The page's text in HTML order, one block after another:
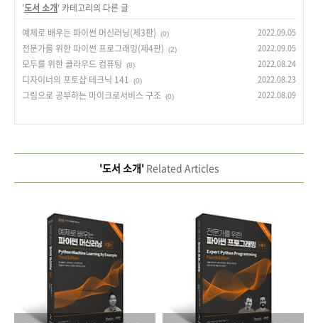
'도서 소개' 카테고리의 다른 글
예제로 배우는 파이썬 머신러닝(제3판)
(0) 2022.09.05
전문가를 위한 파이썬 프로그래밍(제4판) (2) 2022.09.05
모두를 위한 클라우드 컴퓨팅 (8) 2022.08.24
디자이너의 포토샵 테크닉 141 (0) 2022.08.23
그림으로 공부하는 마이크로서비스 구조 (0) 2022.08.09
'도서 소개'Related Articles